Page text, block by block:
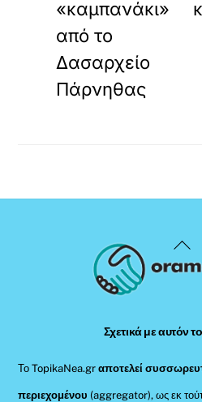
«καμπανάκι»
από το
Δασαρχείο
Πάρνηθας
To
Σχετικά με αυτόν
Το TopikaNea.grαποτελεί
περιεχομένου (aggregator), ως εκ